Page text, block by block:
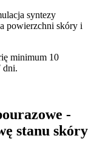
syntezy
powierzchni skóry i
minimum 10
dni.
-
stanu skóry